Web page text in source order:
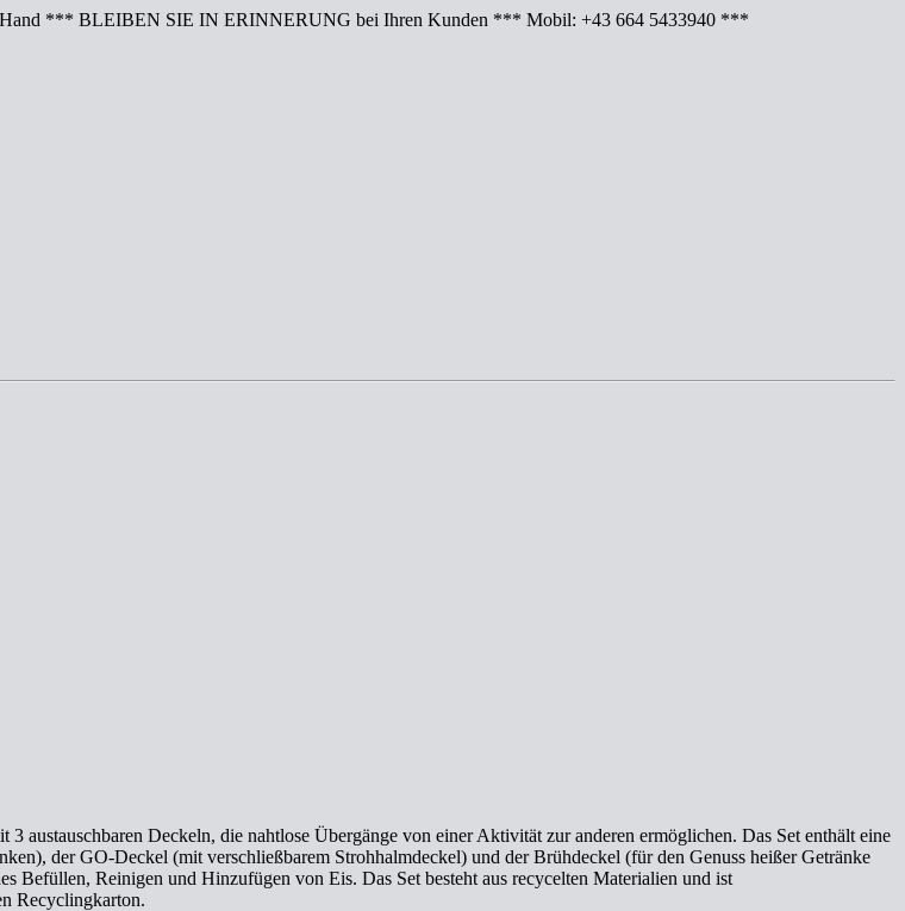
*** BLEIBEN SIE IN ERINNERUNG bei Ihren Kunden *** Mobil: +43 664 5433940 ***
austauschbaren Deckeln, die nahtlose Übergänge von einer Aktivität zur anderen ermöglichen. Das Set enthält eine
der GO-Deckel (mit verschließbarem Strohhalmdeckel) und der Brühdeckel (für den Genuss heißer Getränke
Befüllen, Reinigen und Hinzufügen von Eis. Das Set besteht aus recycelten Materialien und ist
Recyclingkarton.